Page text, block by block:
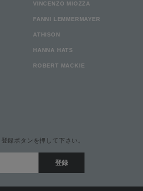
VINCENZO MIOZZA
FANNI LEMMERMAYER
ATHISON
HANNA HATS
ROBERT MACKIE
録ボタンを押して下さい。